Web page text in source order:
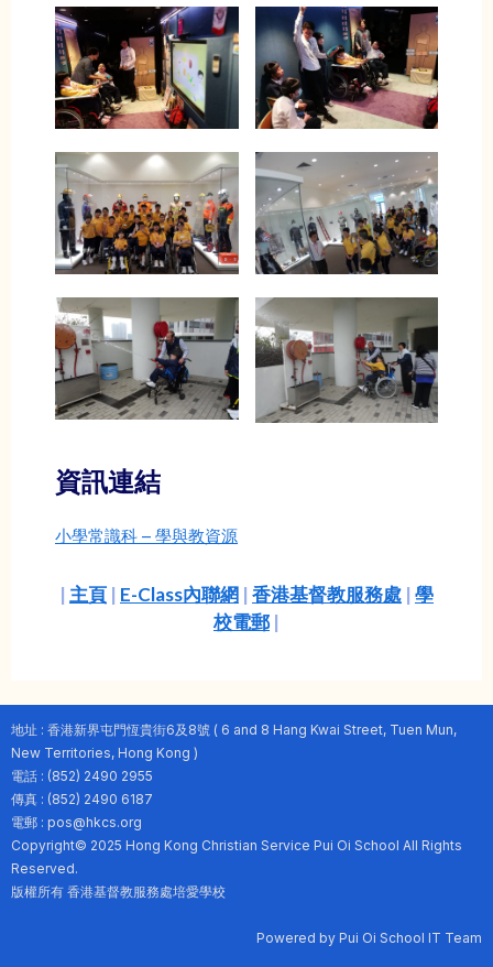
資訊連結
小學常識科 – 學與教資源
| 主頁 | E-Class內聯網 | 香港基督教服務處 | 學
校電郵 |
地址 : 香港新界屯門恆貴街6及8號 ( 6 and 8 Hang Kwai Street, Tuen Mun,
New Territories, Hong Kong )
電話 : (852) 2490 2955
傳真 : (852) 2490 6187
電郵 : pos@hkcs.org
Copyright© 2025 Hong Kong Christian Service Pui Oi School All Rights
Reserved.
版權所有 香港基督教服務處培愛學校
Powered by Pui Oi School IT Team